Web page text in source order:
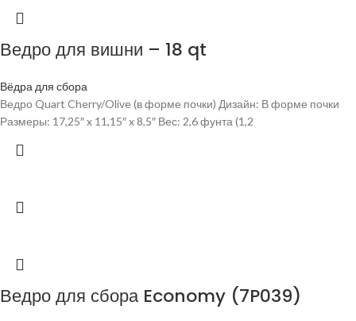
Ведро для вишни – 18 qt
Вёдра для сбора
Ведро Quart Cherry/Olive (в форме почки) Дизайн: В форме почки
Размеры: 17,25″ x 11,15″ x 8,5″ Вес: 2,6 фунта (1,2
Ведро для сбора Economy (7P039)